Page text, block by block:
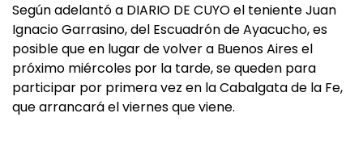
Según adelantó a DIARIO DE CUYO el teniente Juan
Ignacio Garrasino, del Escuadrón de Ayacucho, es
posible que en lugar de volver a Buenos Aires el
próximo miércoles por la tarde, se queden para
participar por primera vez en la Cabalgata de la Fe,
que arrancará el viernes que viene.